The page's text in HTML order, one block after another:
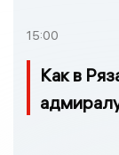
15:00
Как в